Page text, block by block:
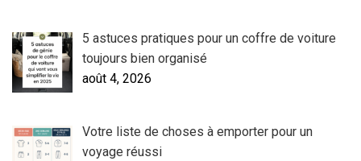
5 astuces pratiques pour un coffre de voiture
toujours bien organisé
août 4, 2026
Votre liste de choses à emporter pour un
voyage réussi